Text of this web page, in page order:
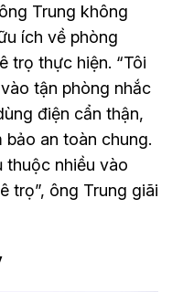
Trung không
ích về phòng
trọ thực hiện. “Tôi
tận phòng nhắc
điện cẩn thận,
an toàn chung.
thuộc nhiều vào
trọ”, ông Trung giãi